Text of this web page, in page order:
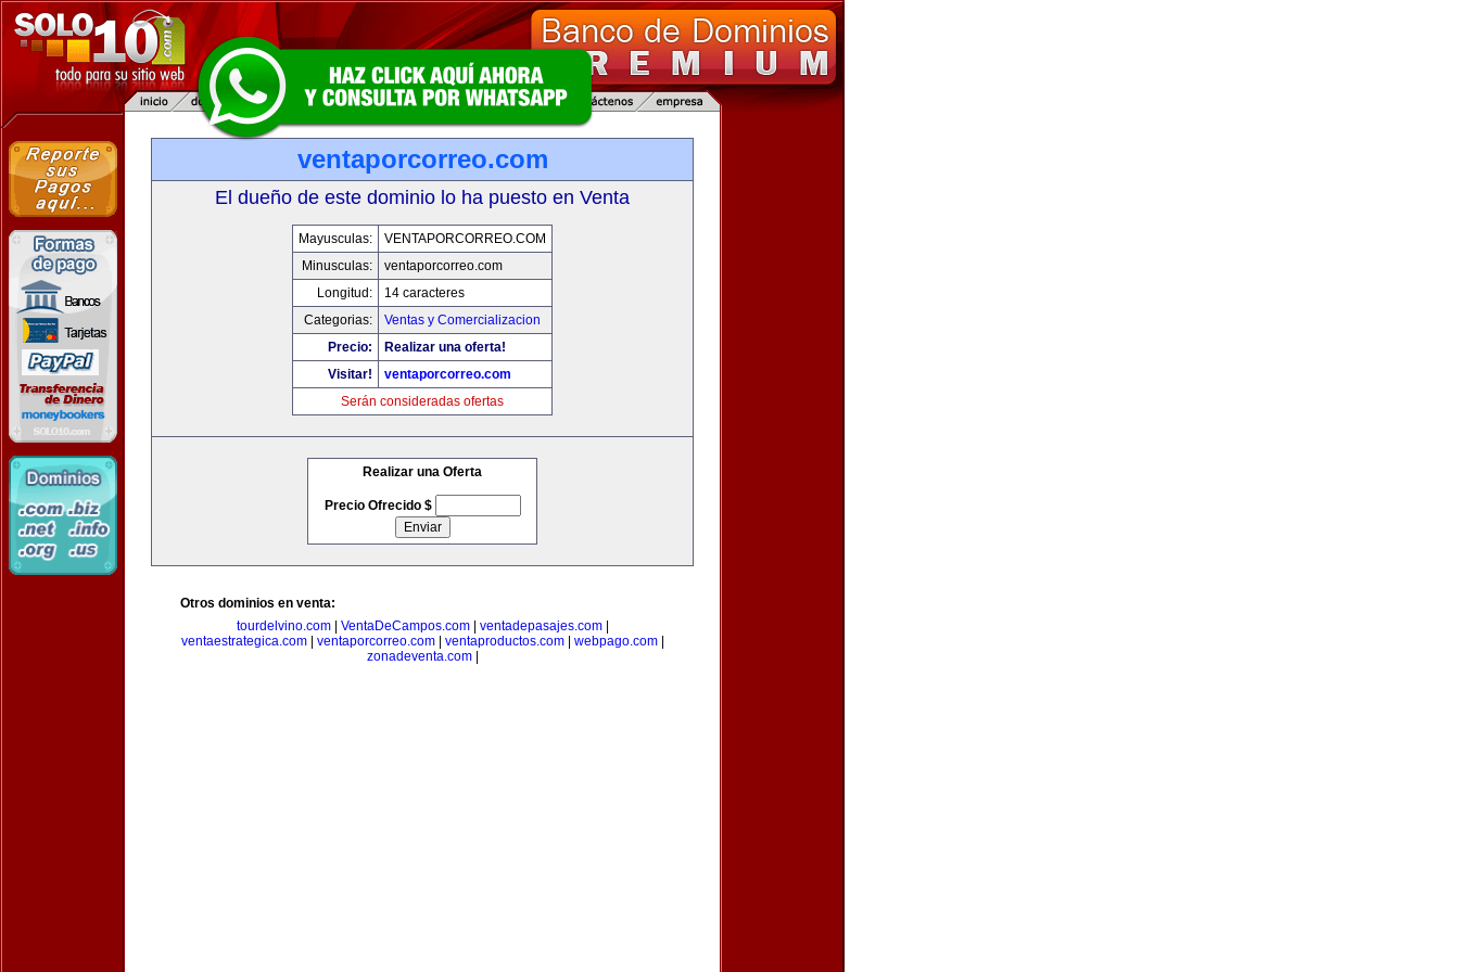
ventaporcorreo.com
El dueño de este dominio lo ha puesto en Venta
Mayusculas:
VENTAPORCORREO.COM
Minusculas:
ventaporcorreo.com
Longitud:
14 caracteres
Categorias:
Ventas y Comercializacion
Precio:
Realizar una oferta!
Visitar!
ventaporcorreo.com
Serán consideradas ofertas
Realizar una Oferta
Precio Ofrecido $
Otros dominios en venta:
tourdelvino.com| VentaDeCampos.com| ventadepasajes.com|
ventaestrategica.com| ventaporcorreo.com| ventaproductos.com| webpago.com|
zonadeventa.com|